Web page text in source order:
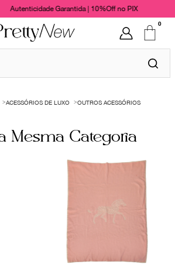
Autenticidade Garantida | 10%Off no PIX
0
ACESSÓRIOS DE LUXO OUTROS ACESSÓRIOS
Mesma Categoria